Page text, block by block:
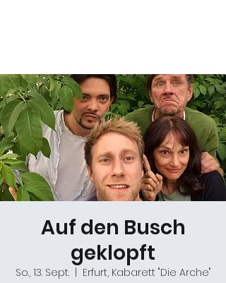
Auf den Busch
geklopft
So., 13. Sept.
  |
Erfurt, Kabarett "Die Arche"